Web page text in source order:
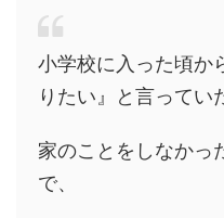
小学校に入った頃か
りたい』と言ってい
家のことをしなかっ
で、